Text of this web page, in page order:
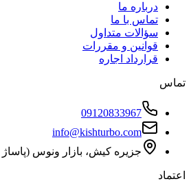
درباره ما
تماس با ما
سؤالات متداول
قوانین و مقررات
قرارداد اجاره
تماس
09120833967
info@kishturbo.com
جزیره کیش، بازار ونوس
اعتماد